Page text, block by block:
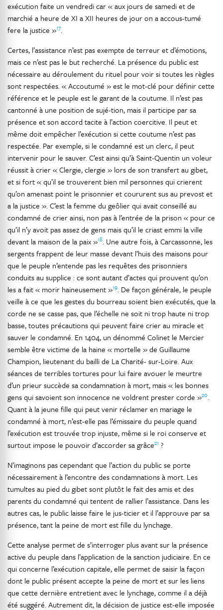
exécution faite un vendredi car « aux jours de samedi et de
marchié a heure de XI a XII heures de jour on a accous-tumé
fere la justice »17.
Certes, l’assistance n’est pas exempte de terreur et d’émotions,
mais ce n’est pas le but recherché. La présence du public est
nécessaire au déroulement du rituel pour voir si toutes les règles
sont respectées. « Accoutumé » est le mot-clé pour définir cette
référence et le peuple est le garant de la coutume. Il n’est pas
cantonné à une position de sujé-tion, mais il participe par sa
présence et son accord tacite à l’action coercitive. Il peut et
même doit empêcher l’exécution si cette coutume n’est pas
respectée. Par exemple, si le condamné est un clerc, il peut
intervenir pour le sauver. C’est ainsi qu’à Saint-Quentin un voleur
réussit à crier « Clergie, clergie » lors de son transfert au gibet,
et si fort « qu’il se trouverent bien mil personnes qui crierent
qu’on amenast point le prisonnier et coururent sus au prevost et
a la justice ». C’est la femme du geôlier qui avait conseillé au
condamné de crier ainsi, non pas à l’entrée de la prison « pour ce
qu’il n’y avoit pas assez de gens mais qu’il le criast emmi la ville
devant la maison de la paix »18. Une autre fois, à Carcassonne, les
sergents frappent de leur masse devant l’huis des maisons pour
que le peuple n’entende pas les requêtes des prisonniers
conduits au supplice : ce sont autant d’actes qui prouvent qu’on
les a fait « morir haineusement »19. De façon générale, le peuple
veille à ce que les gestes du bourreau soient bien exécutés, que la
corde ne se casse pas, que l’échelle ne soit ni trop haute ni trop
basse, toutes précautions qui peuvent faire crier au miracle et
sauver le condamné. En 1404, un dénommé Colinet le Mercier
semble être victime de la haine « mortelle » de Guillaume
Champion, lieutenant du bailli de La Charité- sur-Loire. Aux
séances de terribles tortures pour lui faire avouer le meurtre
d’un prieur succède sa condamnation à mort, mais « les bonnes
gens qui savoient son innocence ne voldrent prester corde »20.
Quant à la jeune fille qui peut venir réclamer en mariage le
condamné à mort, n’est-elle pas l’émissaire du peuple quand
l’exécution est trouvée trop injuste, même si le roi conserve et
surtout impose le pouvoir d’accorder sa grâce21 ?
N’imaginons pas cependant que l’action du public se porte
nécessairement à l’encontre des condamnations à mort. Les
tumultes au pied du gibet sont plutôt le fait des amis et des
parents du condamné qui tentent de rallier l’assistance. Dans les
autres cas, le public laisse faire le jus-ticier et il l’approuve par sa
présence, tant la peine de mort est fille du lynchage.
Cette analyse permet de s’interroger plus avant sur la présence
active du peuple dans l’application de la sanction judiciaire. En ce
qui concerne l’exécution capitale, elle permet de saisir la façon
dont le public présent accepte la peine de mort et sur les liens
que cette dernière entretient avec le lynchage, comme il a déjà
été suggéré. Autrement dit, la décision de justice est-elle imposée